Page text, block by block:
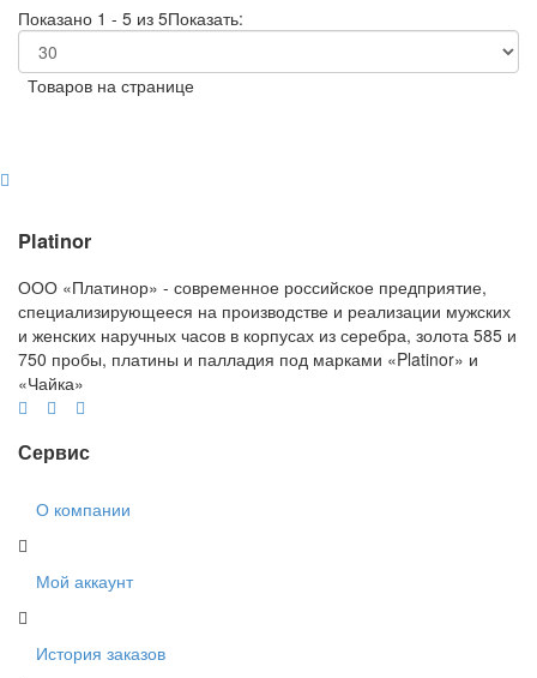
Показано 1 - 5 из 5Показать:
Товаров на странице
Platinor
ООО «Платинор» - современное российское предприятие,
специализирующееся на производстве и реализации мужских
и женских наручных часов в корпусах из серебра, золота 585 и
750 пробы, платины и палладия под марками «Platinor» и
«Чайка»
Сервис
О компании
Мой аккаунт
История заказов